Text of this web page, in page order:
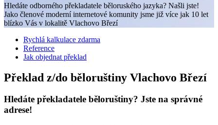
Hledáte odborného překladatele běloruského jazyka? Našli jste!
Jako členové moderní internetové komunity jsme již více jak 10 let
blízko Vás v lokalitě Vlachovo Březí
Rychlá kalkulace zdarma
Reference
Jak objednat překlad
Překlad z/do běloruštiny Vlachovo Březí
Hledáte překladatele běloruštiny? Jste na správné
adrese!